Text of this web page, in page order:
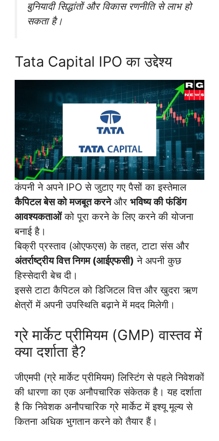
बुनियादी सिद्धांतों और विकास रणनीति से लाभ हो
सकता है।
Tata Capital IPO का उद्देश्य
कंपनी ने अपने IPO से जुटाए गए पैसों का इस्तेमाल
कैपिटल बेस को मजबूत करनेऔर भविष्य की फंडिंग
आवश्यकताओंको पूरा करने के लिए करने की योजना
बनाई है।
बिक्री प्रस्ताव (ओएफएस) के तहत, टाटा संस और
अंतर्राष्ट्रीय वित्त निगम (आईएफसी) ने अपनी कुछ
हिस्सेदारी बेच दी।
इससे टाटा कैपिटल को डिजिटल वित्त और खुदरा ऋण
क्षेत्रों में अपनी उपस्थिति बढ़ाने में मदद मिलेगी।
ग्रे मार्केट प्रीमियम (GMP) वास्तव में
क्या दर्शाता है?
जीएमपी (ग्रे मार्केट प्रीमियम) लिस्टिंग से पहले निवेशकों
की धारणा का एक अनौपचारिक संकेतक है। यह दर्शाता
है कि निवेशक अनौपचारिक ग्रे मार्केट में इश्यू मूल्य से
कितना अधिक भुगतान करने को तैयार हैं।